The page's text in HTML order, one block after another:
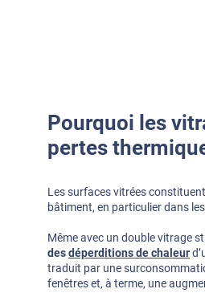
Pourquoi les
pertes
Les surfaces vitrées
bâtiment, en particulier dans
Même avec un double vitrage
desdéperditions de chaleur
traduit par une
fenêtres et, à terme, une